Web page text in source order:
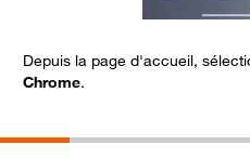
Depuis la page d'accueil,
Chrome.